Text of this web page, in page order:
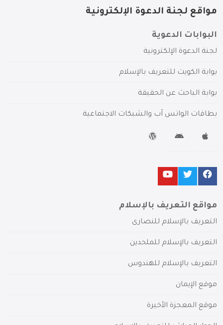
مواقع لجنة الدعوة الإلكترونية
البوابات الدعوية
لجنة الدعوة الإلكترونية
بوابة الكويت للتعريف بالإسلام
بوابة الباحث عن الحقيقة
بطاقات الواتس آب والشبكات الاجتماعية
مواقع التعريف بالإسلام
التعريف بالإسلام للنصارى
التعريف بالإسلام للملحدين
التعريف بالإسلام للهندوس
موقع الإيمان
موقع المعجزة الأخيرة